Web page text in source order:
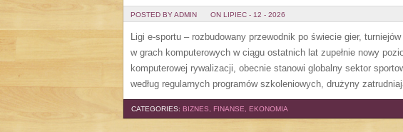
POSTED BY ADMIN ON LIPIEC - 12 - 2026
Ligi e-sportu – rozbudowany przewodnik po świecie gier,
w grach komputerowych w ciągu ostatnich lat zupełnie nowy
komputerowej rywalizacji, obecnie stanowi globalny sektor
według regularnych programów szkoleniowych, drużyny
CATEGORIES: BIZNES, FINANSE, EKONOMIA